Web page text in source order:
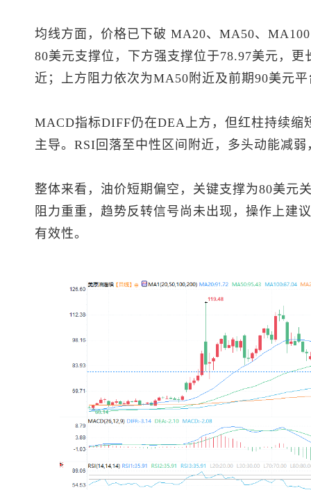
均线方面，价格已下破 MA20、MA50、
80美元支撑位，下方强支撑位于78.97美元，
近；上方阻力依次为MA50附近及前期90美元
MACD指标DIFF仍在DEA上方，但红柱持续缩
主导。RSI回落至中性区间附近，多头动能减
整体来看，油价短期偏空，关键支撑为80美元
阻力重重，趋势反转信号尚未出现，操作上建
有效性。